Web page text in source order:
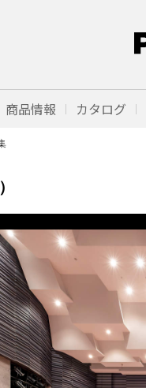
商品情報 カタログ